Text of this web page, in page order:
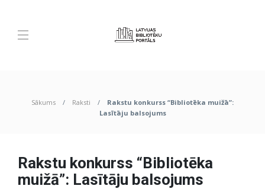
Sākums Raksti
Rakstu konkurss “Bibliotēka muižā”:
Lasītāju balsojums
Rakstu konkurss “Bibliotēka
muižā”: Lasītāju balsojums